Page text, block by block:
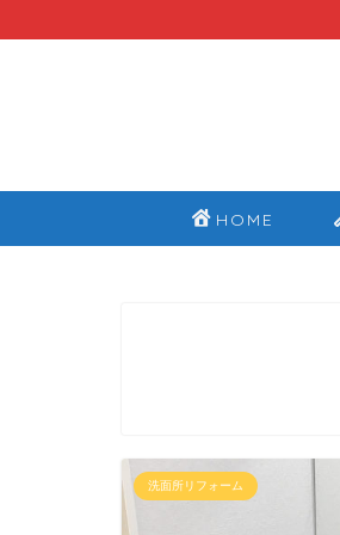
HOME
洗面所リフォーム